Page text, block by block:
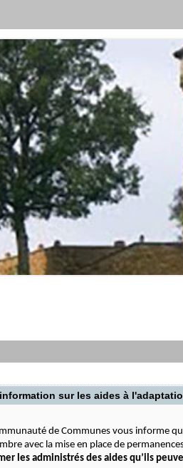
information sur les aides à
de Communes vous informe
avec la mise en place de
les administrés des aides qu’ils